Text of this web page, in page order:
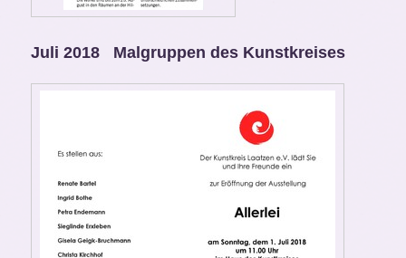
Juli 2018 Malgruppen des Kunstkreises